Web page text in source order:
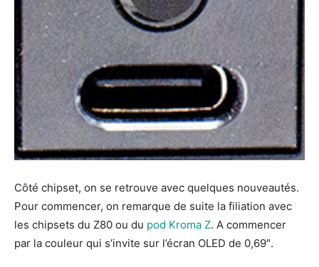
Côté chipset, on se retrouve avec quelques nouveautés.
Pour commencer, on remarque de suite la filiation avec
les chipsets du Z80 ou du pod Kroma Z. A commencer
par la couleur qui s’invite sur l’écran OLED de 0,69″.